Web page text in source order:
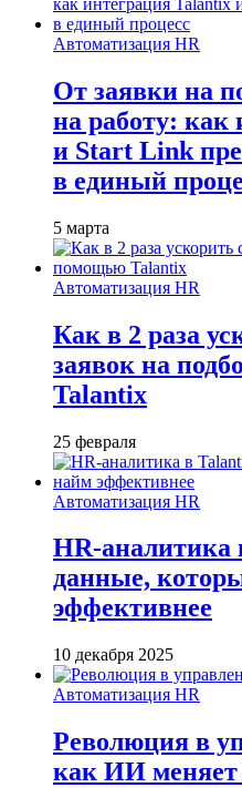
Автоматизация HR
От заявки на
на работу: как
и Start Link
в единый
5 марта
Автоматизация HR
Как в 2 раза
заявок на
Talantix
25 февраля
Автоматизация HR
HR-
данные,
эффективнее
10 декабря 2025
Автоматизация HR
Революция в
как ИИ меняет